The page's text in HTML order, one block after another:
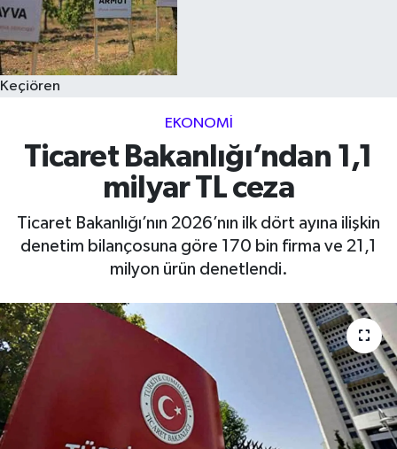
Keçiören
EKONOMI
Ticaret Bakanlığı’ndan 1,1
milyar TL ceza
Ticaret Bakanlığı’nın 2026’nın ilk dört ayına ilişkin
denetim bilançosuna göre 170 bin firma ve 21,1
milyon ürün denetlendi.